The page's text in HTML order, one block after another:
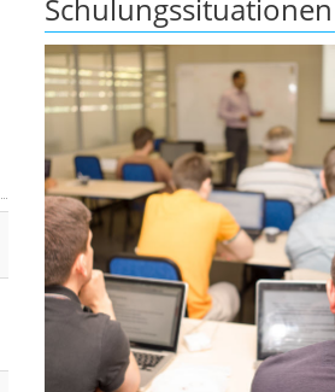
Schulungssituationen